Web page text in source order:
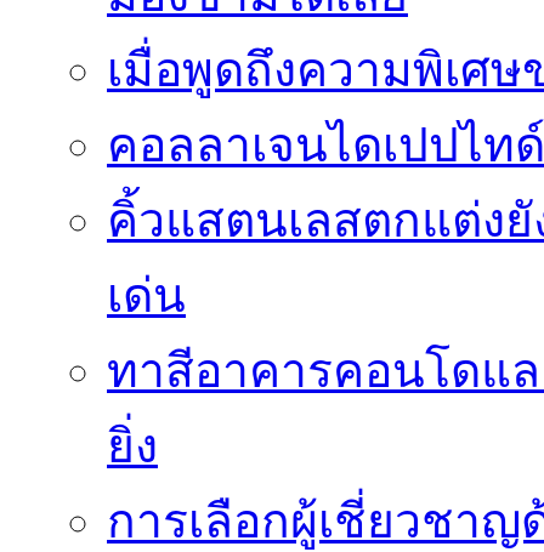
เมื่อพูดถึงความพิเศษ
คอลลาเจนไดเปปไท
คิ้วแสตนเลสตกแต่ง
เด่น
ทาสีอาคารคอนโดแ
ยิ่ง
การเลือกผู้เชี่ยวชา